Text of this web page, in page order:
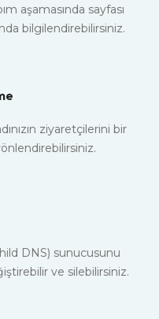
aşamasında sayfası
bilgilendirebilirsiniz.
ziyaretçilerini bir
DNS) sunucusunu
ve silebilirsiniz.